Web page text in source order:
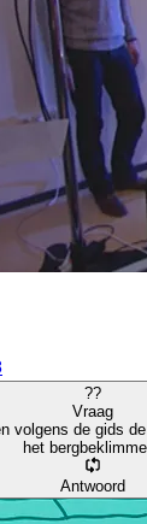
??
Vraag
volgens de gids
het
Antwoord